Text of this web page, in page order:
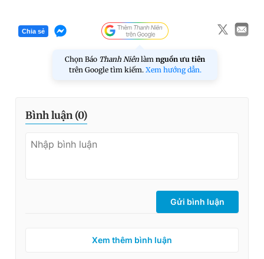
Chia sẻ
Chọn Báo Thanh Niên làm nguồn ưu tiên
trên Google tìm kiếm. Xem hướng dẫn.
Bình luận (0)
Gửi bình luận
Xem thêm bình luận